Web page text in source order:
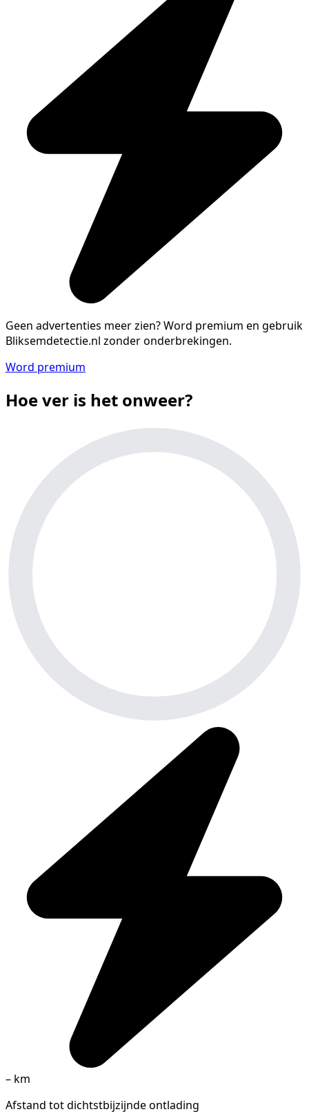
Geen advertenties meer zien?Word premium en gebruik
Bliksemdetectie.nl zonder onderbrekingen.
Word premium
Hoe ver is het onweer?
– km
Afstand tot dichtstbijzijnde ontlading